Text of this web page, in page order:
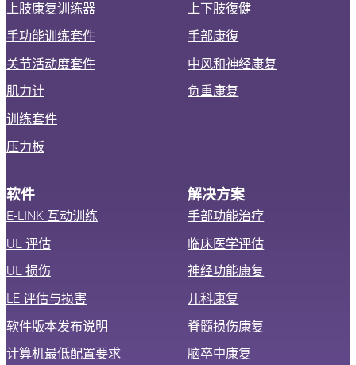
上肢康复训练器
手功能训练套件
关节活动度套件
肌力计
训练套件
压力板
上下肢復健
手部康復
中风和神经康复
负重康复
软件
E-LINK 互动训练
UE 评估
UE 损伤
LE 评估与损害
软件版本发布说明
计算机最低配置要求
解决方案
手部功能治疗
临床医学评估
神经功能康复
儿科康复
脊髓损伤康复
脑卒中康复